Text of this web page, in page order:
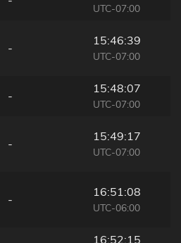
UTC-07:00
-
15:46:39
UTC-07:00
-
15:48:07
UTC-07:00
-
15:49:17
UTC-07:00
-
16:51:08
UTC-06:00
16:52:15